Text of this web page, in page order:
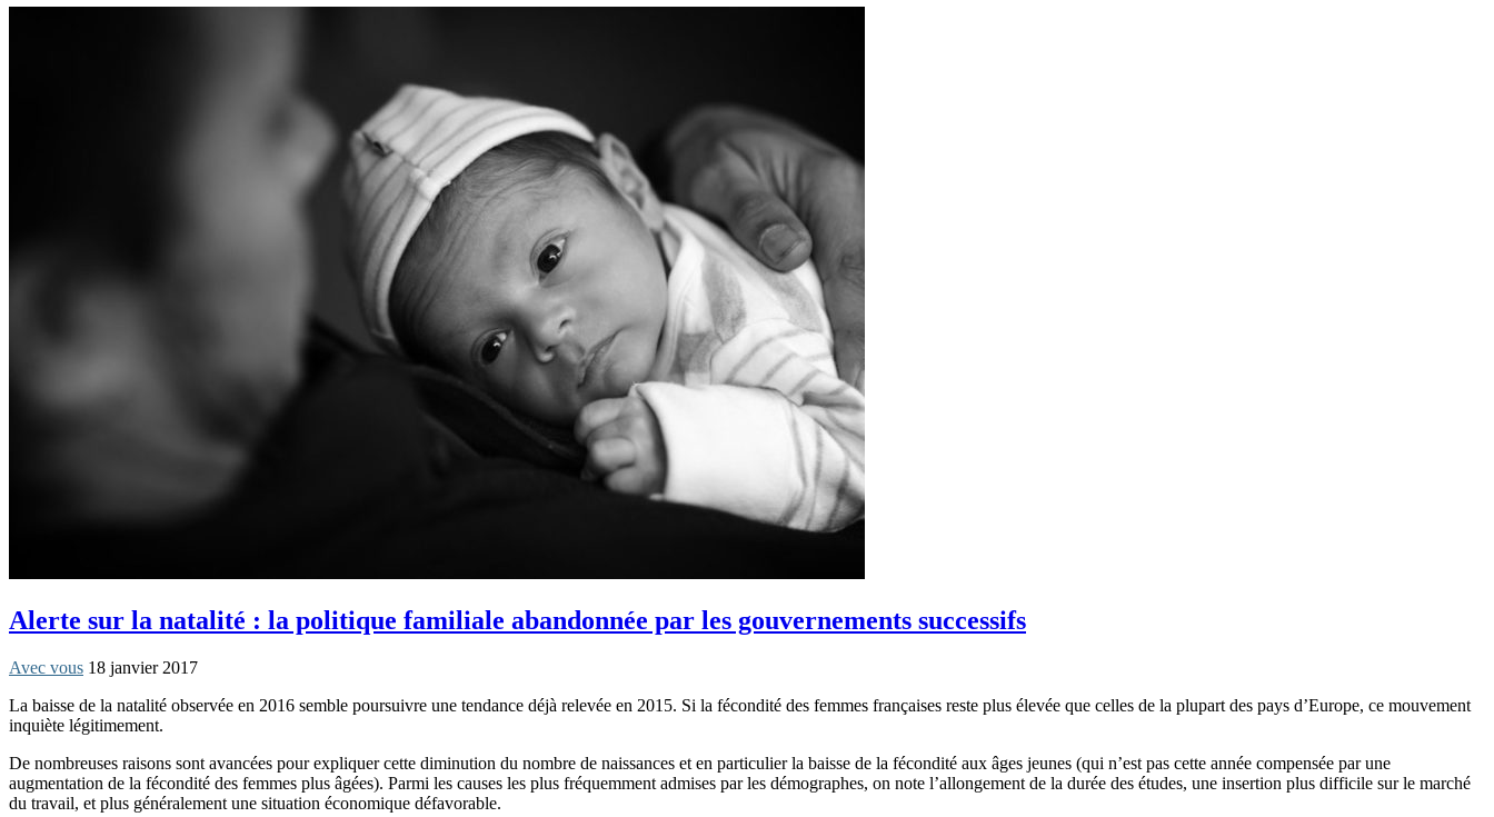
Alerte sur la natalité : la politique familiale abandonnée par les gouvernements successifs
Avec vous 18 janvier 2017
La baisse de la natalité observée en 2016 semble poursuivre une tendance déjà relevée en 2015. Si la fécondité des femmes françaises reste plus élevée que celles de la plupart des pays d’Europe, ce mouvement
inquiète légitimement.
De nombreuses raisons sont avancées pour expliquer cette diminution du nombre de naissances et en particulier la baisse de la fécondité aux âges jeunes (qui n’est pas cette année compensée par une
augmentation de la fécondité des femmes plus âgées). Parmi les causes les plus fréquemment admises par les démographes, on note l’allongement de la durée des études, une insertion plus difficile sur le marché
du travail, et plus généralement une situation économique défavorable.